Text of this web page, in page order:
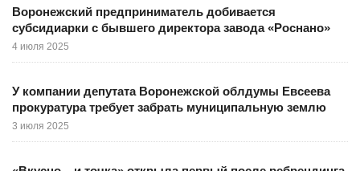
Воронежский предприниматель добивается
субсидиарки с бывшего директора завода «Роснано»
4 июля 2025
У компании депутата Воронежской облдумы Евсеева
прокуратура требует забрать муниципальную землю
3 июля 2025